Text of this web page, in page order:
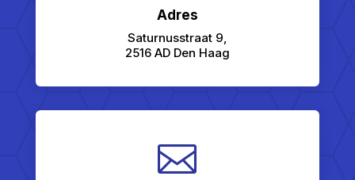
Adres
Saturnusstraat 9,
2516 AD Den Haag
